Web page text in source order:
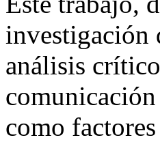
investigación
análisis
como